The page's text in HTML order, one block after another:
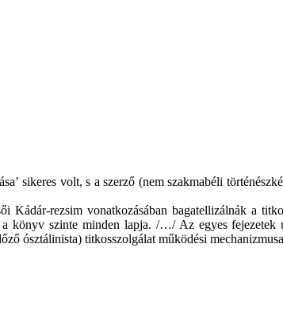
sikeres volt, s a szerző (nem szakmabéli
rezsim vonatkozásában bagatellizálnák a
a könyv szinte minden lapja. /…/ Az egyes fejezetek
ósztálinista) titkosszolgálat működési